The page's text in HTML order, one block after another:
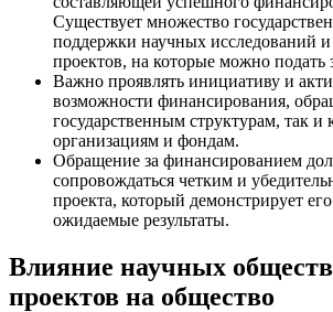
Существует множество
поддержки научных исследований
проектов, на которые можно подать
Важно проявлять инициативу и
возможности финансирования,
государственным структурам, так и
организациям и фондам.
Обращение за финансированием
сопровождаться четким и
проекта, который демонстрирует
ожидаемые результаты.
Влияние научных
проектов на общество